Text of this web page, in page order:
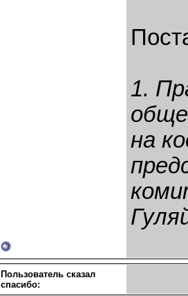
1.
на
Пользователь сказал
cпасибо: